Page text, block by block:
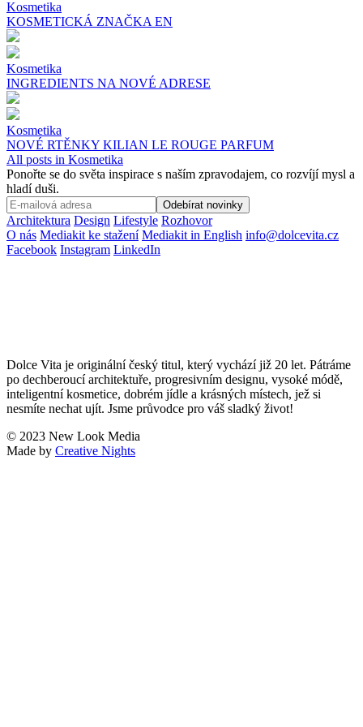
Kosmetika
KOSMETICKÁ ZNAČKA EN
Kosmetika
INGREDIENTS NA NOVÉ ADRESE
Kosmetika
NOVÉ RTĚNKY KILIAN LE ROUGE PARFUM
All posts in Kosmetika
Ponořte se do světa inspirace s naším zpravodajem, co rozvíjí mysl a
hladí duši.
Odebírat novinky
Architektura Design Lifestyle Rozhovor
O nás Mediakit ke stažení Mediakit in English info@dolcevita.cz
Facebook Instagram LinkedIn
Dolce Vita je originální český titul, který vychází již 20 let. Pátráme
po dechberoucí architektuře, progresivním designu, vysoké módě,
inteligentní kosmetice, dobrém jídle a krásných místech, jež si
nesmíte nechat ujít. Jsme průvodce pro váš sladký život!
© 2023 New Look Media
Made by Creative Nights